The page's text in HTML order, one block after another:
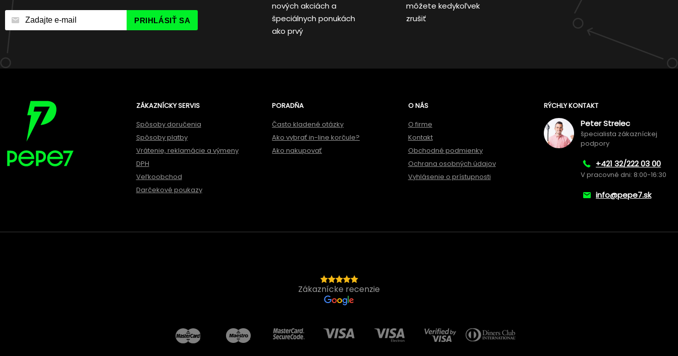
PRIHLÁSIŤ SA
nových akciách a
špeciálnych ponukách
ako prvý
môžete kedykoľvek
zrušiť
ZÁKAZNÍCKY SERVIS
Spôsoby doručenia
Spôsoby platby
Vrátenie, reklamácie a výmeny
DPH
Veľkoobchod
Darčekové poukazy
PORADŇA
Často kladené otázky
Ako vybrať in-line korčule?
Ako nakupovať
O NÁS
O firme
Kontakt
Obchodné podmienky
Ochrana osobných údajov
Vyhlásenie o prístupnosti
RÝCHLY KONTAKT
Peter Strelec
špecialista zákazníckej
podpory
+421 32/222 03 00
V pracovné dni: 8:00-16:30
info@pepe7.sk
Zákaznícke recenzie